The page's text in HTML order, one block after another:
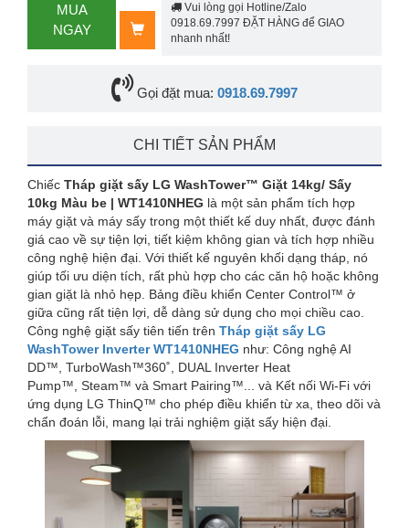
MUA
NGAY
Vui lòng gọi Hotline/Zalo
0918.69.7997 ĐẶT HÀNG để GIAO
nhanh nhất!
Gọi đặt mua: 0918.69.7997
CHI TIẾT SẢN PHẨM
Chiếc Tháp giặt sấy LG WashTower™ Giặt 14kg/ Sấy
10kg Màu be | WT1410NHEG là một sản phẩm tích hợp
máy giặt và máy sấy trong một thiết kế duy nhất, được đánh
giá cao về sự tiện lợi, tiết kiệm không gian và tích hợp nhiều
công nghệ hiện đại. Với thiết kế nguyên khối dạng tháp, nó
giúp tối ưu diện tích, rất phù hợp cho các căn hộ hoặc không
gian giặt là nhỏ hẹp. Bảng điều khiển Center Control™ ở
giữa cũng rất tiện lợi, dễ dàng sử dụng cho mọi chiều cao.
Công nghệ giặt sấy tiên tiến trên Tháp giặt sấy LG
WashTower Inverter WT1410NHEG như: Công nghệ AI
DD™, TurboWash™360˚, DUAL Inverter Heat
Pump™, Steam™ và Smart Pairing™... và Kết nối Wi-Fi với
ứng dụng LG ThinQ™ cho phép điều khiển từ xa, theo dõi và
chẩn đoán lỗi, mang lại trải nghiệm giặt sấy hiện đại.